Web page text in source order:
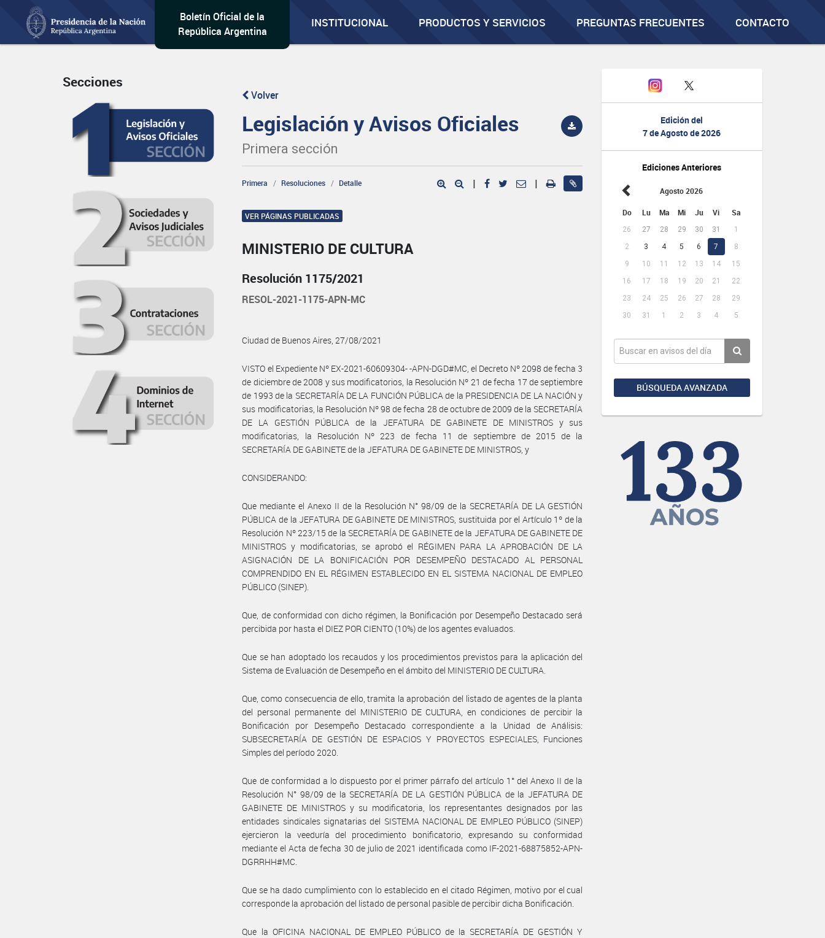
Boletín Oficial de la
República Argentina
INSTITUCIONAL PRODUCTOS Y SERVICIOS PREGUNTAS FRECUENTES CONTACTO
Edición del
7 de Agosto de 2026
Ediciones Anteriores
Agosto 2026
Do Lu Ma Mi Ju Vi Sa
26 27 28 29 30 31
1
2
3 4 5 6 7
8
9
10 11 12 13 14
15
16
17 18 19 20 21
22
23
24 25 26 27 28
29
30
31 1 2 3 4 5
BÚSQUEDA AVANZADA
Secciones
Volver
Legislación y Avisos Oficiales
Primera sección
Primera Resoluciones Detalle | |
VER PÁGINAS PUBLICADAS
MINISTERIO DE CULTURA
Resolución 1175/2021
RESOL-2021-1175-APN-MC
Ciudad de Buenos Aires, 27/08/2021
VISTO el Expediente Nº EX-2021-60609304- -APN-DGD#MC, el Decreto Nº 2098 de fecha 3
de diciembre de 2008 y sus modificatorios, la Resolución Nº 21 de fecha 17 de septiembre
de 1993 de la SECRETARÍA DE LA FUNCIÓN PÚBLICA de la PRESIDENCIA DE LA NACIÓN y
sus modificatorias, la Resolución Nº 98 de fecha 28 de octubre de 2009 de la SECRETARÍA
DE LA GESTIÓN PÚBLICA de la JEFATURA DE GABINETE DE MINISTROS y sus
modificatorias, la Resolución Nº 223 de fecha 11 de septiembre de 2015 de la
SECRETARÍA DE GABINETE de la JEFATURA DE GABINETE DE MINISTROS, y
CONSIDERANDO:
Que mediante el Anexo II de la Resolución N° 98/09 de la SECRETARÍA DE LA GESTIÓN
PÚBLICA de la JEFATURA DE GABINETE DE MINISTROS, sustituida por el Artículo 1º de la
Resolución Nº 223/15 de la SECRETARÍA DE GABINETE de la JEFATURA DE GABINETE DE
MINISTROS y modificatorias, se aprobó el RÉGIMEN PARA LA APROBACIÓN DE LA
ASIGNACIÓN DE LA BONIFICACIÓN POR DESEMPEÑO DESTACADO AL PERSONAL
COMPRENDIDO EN EL RÉGIMEN ESTABLECIDO EN EL SISTEMA NACIONAL DE EMPLEO
PÚBLICO (SINEP).
Que, de conformidad con dicho régimen, la Bonificación por Desempeño Destacado será
percibida por hasta el DIEZ POR CIENTO (10%) de los agentes evaluados.
Que se han adoptado los recaudos y los procedimientos previstos para la aplicación del
Sistema de Evaluación de Desempeño en el ámbito del MINISTERIO DE CULTURA.
Que, como consecuencia de ello, tramita la aprobación del listado de agentes de la planta
del personal permanente del MINISTERIO DE CULTURA, en condiciones de percibir la
Bonificación por Desempeño Destacado correspondiente a la Unidad de Análisis:
SUBSECRETARÍA DE GESTIÓN DE ESPACIOS Y PROYECTOS ESPECIALES, Funciones
Simples del período 2020.
Que de conformidad a lo dispuesto por el primer párrafo del artículo 1° del Anexo II de la
Resolución N° 98/09 de la SECRETARÍA DE LA GESTIÓN PÚBLICA de la JEFATURA DE
GABINETE DE MINISTROS y su modificatoria, los representantes designados por las
entidades sindicales signatarias del SISTEMA NACIONAL DE EMPLEO PÚBLICO (SINEP)
ejercieron la veeduría del procedimiento bonificatorio, expresando su conformidad
mediante el Acta de fecha 30 de julio de 2021 identificada como IF-2021-68875852-APN-
DGRRHH#MC.
Que se ha dado cumplimiento con lo establecido en el citado Régimen, motivo por el cual
corresponde la aprobación del listado de personal pasible de percibir dicha Bonificación.
Que la OFICINA NACIONAL DE EMPLEO PÚBLICO de la SECRETARÍA DE GESTIÓN Y